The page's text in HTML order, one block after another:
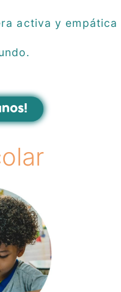
activa y empática